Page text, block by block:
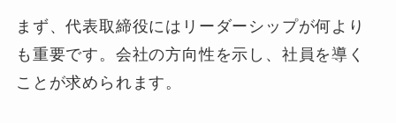
まず、代表取締役にはリーダーシップが何より
も重要です。会社の方向性を示し、社員を導く
ことが求められます。